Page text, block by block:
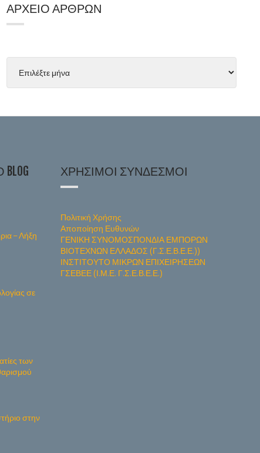
ΑΡΧΕΊΟ ΆΡΘΡΩΝ
– Λήξη
σε
των
στην
ΧΡΉΣΙΜΟΙ ΣΎΝΔΕΣΜΟΙ
Πολιτική Χρήσης
Αποποίηση Ευθυνών
ΓΕΝΙΚΗ ΣΥΝΟΜΟΣΠΟΝΔΙΑ ΕΜΠΟΡΩΝ
ΒΙΟΤΕΧΝΩΝ ΕΛΛΑΔΟΣ (Γ.Σ.Ε.Β.Ε.Ε.))
ΙΝΣΤΙΤΟΥΤΟ ΜΙΚΡΩΝ ΕΠΙΧΕΙΡΗΣΕΩΝ
ΓΣΕΒΕΕ (Ι.Μ.Ε. Γ.Σ.Ε.Β.Ε.Ε.)